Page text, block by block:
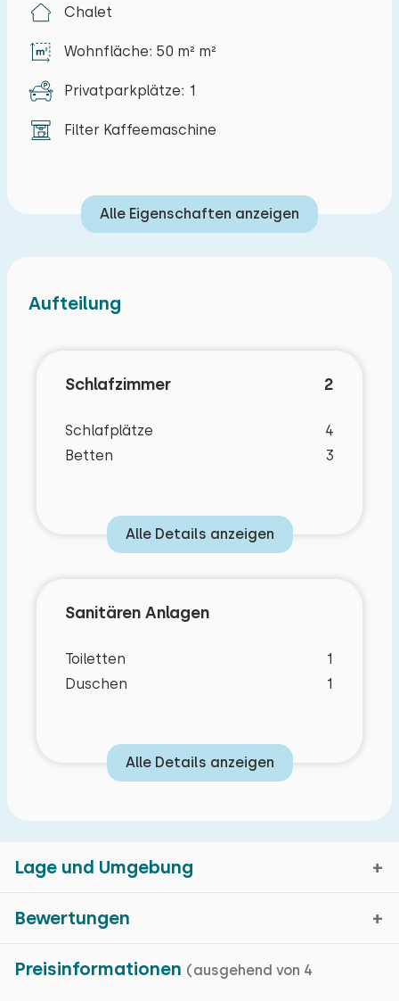
Preisinformationen (ausgehend von 4
Chalet
Wohnfläche: 50 m² m²
Privatparkplätze: 1
Filter Kaffeemaschine
Alle Eigenschaften anzeigen
Aufteilung
Schlafzimmer 2
Schlafplätze
4
Betten
3
Alle Details anzeigen
Sanitären Anlagen
Toiletten
1
Duschen
1
Alle Details anzeigen
Lage und Umgebung
Susteren, Limburg
Bewertungen